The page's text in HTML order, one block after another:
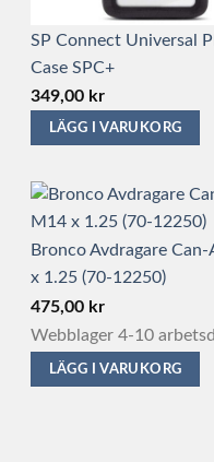
SP Connect Universal
Case SPC+
349,00 kr
LÄGG I VARUKORG
här
produkten
har
flera
varianter.
De
olika
alternativen
Bronco Avdragare
x 1.25 (70-12250)
475,00 kr
Webblager 4-10
LÄGG I VARUKORG